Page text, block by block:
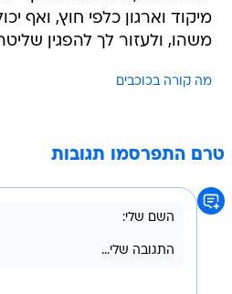
מיקוד וארגון כלפי חוץ, ואף
משהו, ולעזור לך להפגין
מה קורה בכוכבים
טרם התפרסמו תגובות